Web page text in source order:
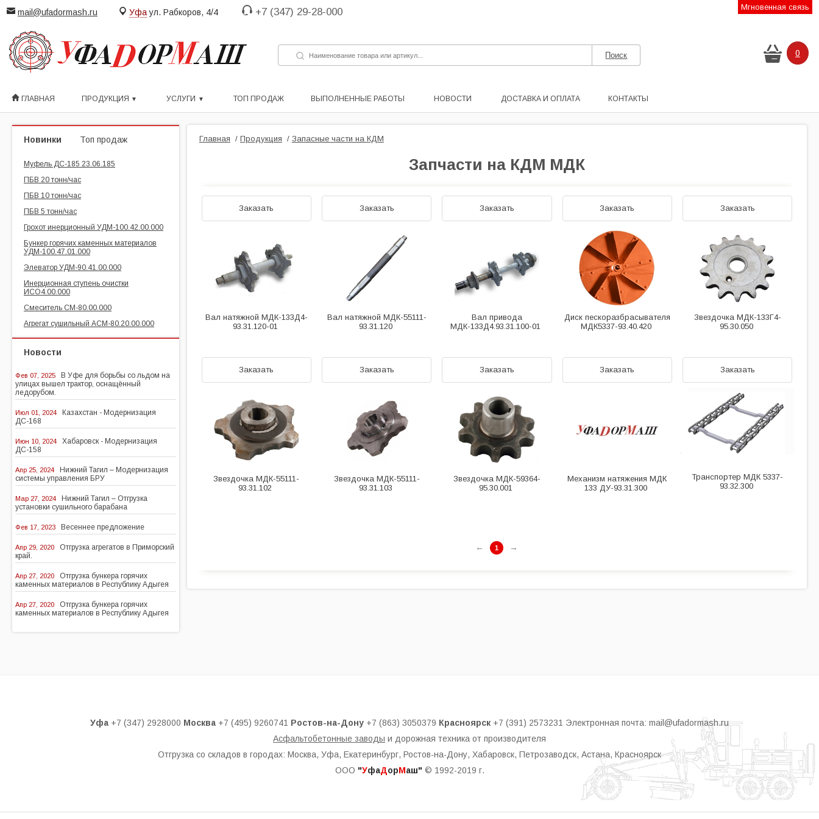
mail@ufadormash.ru Уфа ул. Рабкоров, 4/4 +7 (347) 29-28-000 Мгновенная связь
0
ГЛАВНАЯ ПРОДУКЦИЯ УСЛУГИ ТОП ПРОДАЖ ВЫПОЛНЕННЫЕ РАБОТЫ НОВОСТИ ДОСТАВКА И ОПЛАТА КОНТАКТЫ
Новинки Топ продаж
Муфель ДС-185 23.06.185
ПБВ 20 тонн/час
ПБВ 10 тонн/час
ПБВ 5 тонн/час
Грохот инерционный УДМ-100.42.00.000
Бункер горячих каменных материалов
УДМ-100.47.01.000
Элеватор УДМ-90.41.00.000
Инерционная ступень очистки
ИСО4.00.000
Смеситель СМ-80.00.000
Агрегат сушильный АСМ-80.20.00.000
Новости
Фев 07, 2025
В Уфе для борьбы со льдом на
улицах вышел трактор, оснащённый
ледорубом.
Июл 01, 2024
Казахстан - Модернизация
ДС-168
Июн 10, 2024
Хабаровск - Модернизация
ДС-158
Апр 25, 2024
Нижний Тагил – Модернизация
системы управления БРУ
Мар 27, 2024
Нижний Тагил – Отгрузка
установки сушильного барабана
Фев 17, 2023 Весеннее предложение
Апр 29, 2020
Отгрузка агрегатов в Приморский
край.
Апр 27, 2020
Отгрузка бункера горячих
каменных материалов в Республику Адыгея
Апр 27, 2020
Отгрузка бункера горячих
каменных материалов в Республику Адыгея
Главная / Продукция / Запасные части на КДМ
Запчасти на КДМ МДК
Заказать
Вал натяжной МДК-133Д4-
93.31.120-01
Заказать
Вал натяжной МДК-55111-
93.31.120
Заказать
Вал привода
МДК-133Д4.93.31.100-01
Заказать
Диск пескоразбрасывателя
МДК5337-93.40.420
Заказать
Звездочка МДК-133Г4-
95.30.050
Заказать
Звездочка МДК-55111-
93.31.102
Заказать
Звездочка МДК-55111-
93.31.103
Заказать
Звездочка МДК-59364-
95.30.001
Заказать
Механизм натяжения МДК
133 ДУ-93.31.300
Заказать
Транспортер МДК 5337-
93.32.300
← 1 →
Уфа +7 (347) 2928000 Москва +7 (495) 9260741 Ростов-на-Дону +7 (863) 3050379 Красноярск +7 (391) 2573231 Электронная почта: mail@ufadormash.ru
Асфальтобетонные заводы и дорожная техника от производителя
Отгрузка со складов в городах: Москва, Уфа, Екатеринбург, Ростов-на-Дону, Хабаровск, Петрозаводск, Астана, Красноярск
ООО "УфаДорМаш" © 1992-2019 г.